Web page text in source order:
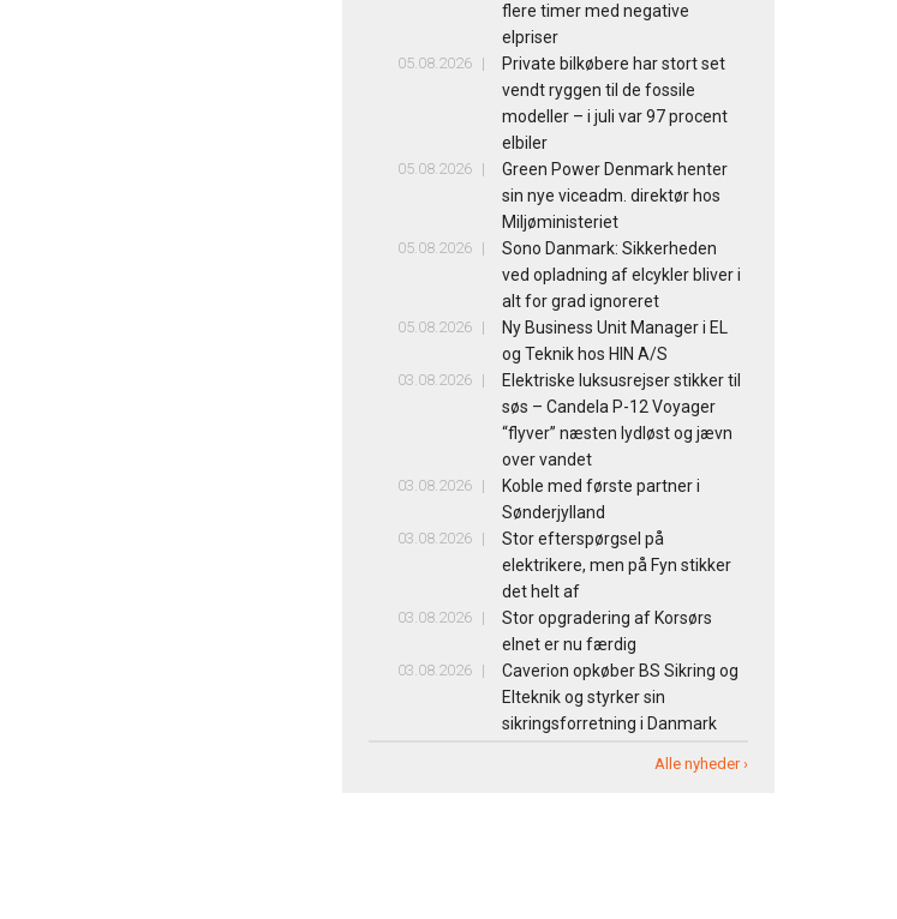
flere timer med negative
elpriser
05.08.2026
Private bilkøbere har stort set
vendt ryggen til de fossile
modeller – i juli var 97 procent
elbiler
05.08.2026
Green Power Denmark henter
sin nye viceadm. direktør hos
Miljøministeriet
05.08.2026
Sono Danmark: Sikkerheden
ved opladning af elcykler bliver i
alt for grad ignoreret
05.08.2026
Ny Business Unit Manager i EL
og Teknik hos HIN A/S
03.08.2026
Elektriske luksusrejser stikker til
søs – Candela P-12 Voyager
“flyver” næsten lydløst og jævn
over vandet
03.08.2026
Koble med første partner i
Sønderjylland
03.08.2026
Stor efterspørgsel på
elektrikere, men på Fyn stikker
det helt af
03.08.2026
Stor opgradering af Korsørs
elnet er nu færdig
03.08.2026
Caverion opkøber BS Sikring og
Elteknik og styrker sin
sikringsforretning i Danmark
Alle nyheder ›